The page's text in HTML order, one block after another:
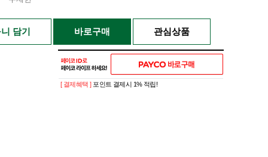
담기 바로구매 관심상품
[ 결제혜택 ] 포인트 결제시 1% 적립!